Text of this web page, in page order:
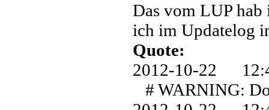
Das vom LUP hab
ich im Updatelog
Quote:
2012-10-22
# WARNING: